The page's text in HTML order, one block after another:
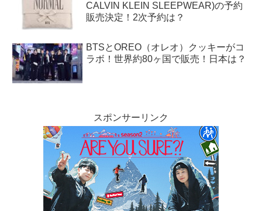
CALVIN KLEIN SLEEPWEAR)の予約
販売決定！2次予約は？
BTSとOREO（オレオ）クッキーがコ
ラボ！世界約80ヶ国で販売！日本は？
スポンサーリンク